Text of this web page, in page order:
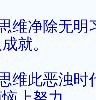
维净除无明
就。
维此恶浊时